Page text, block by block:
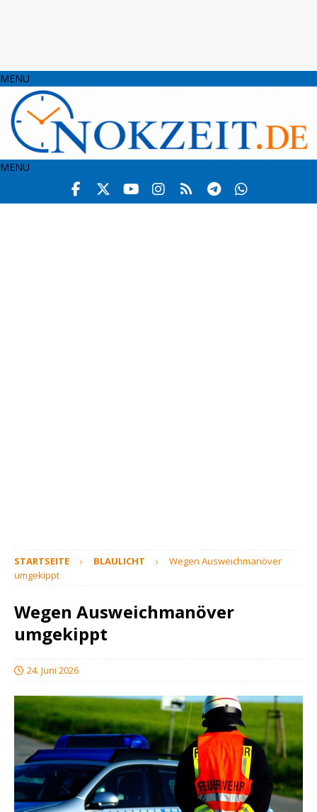
MENU
MENU
STARTSEITE BLAULICHT
Wegen Ausweichmanöver
umgekippt
Wegen Ausweichmanöver
umgekippt
24. Juni 2026